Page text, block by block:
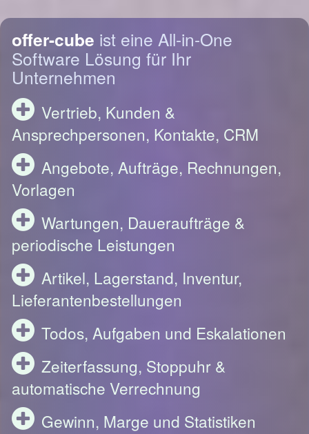
offer-cube ist eine All-in-One
Software Lösung für Ihr
Unternehmen
Vertrieb, Kunden &
Ansprechpersonen, Kontakte, CRM
Angebote, Aufträge, Rechnungen,
Vorlagen
Wartungen, Daueraufträge &
periodische Leistungen
Artikel, Lagerstand, Inventur,
Lieferantenbestellungen
Todos, Aufgaben und Eskalationen
Zeiterfassung, Stoppuhr &
automatische Verrechnung
Gewinn, Marge und Statistiken